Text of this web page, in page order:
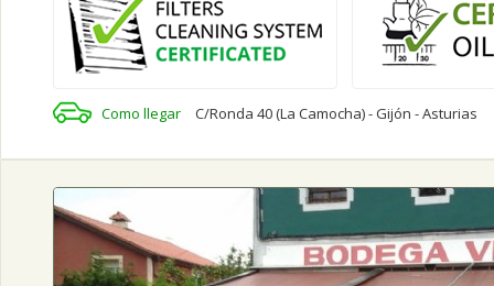
Como llegar C/Ronda 40 (La Camocha) - Gijón - Asturias